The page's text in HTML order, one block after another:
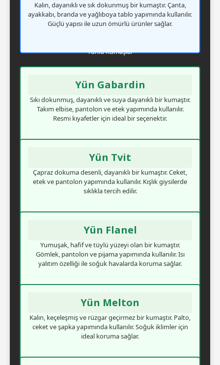
Kalın, dayanıklı ve sık dokunmuş bir kumaştır. Çanta,
ayakkabı, branda ve yağlıboya tablo yapımında kullanılır.
Güçlü yapısı ile uzun ömürlü ürünler sağlar.
Yünlü Kumaşlar
Yün Gabardin
Sıkı dokunmuş, dayanıklı ve suya dayanıklı bir kumaştır.
Takım elbise, pantolon ve etek yapımında kullanılır.
Resmi kıyafetler için ideal bir seçenektir.
Yün Tvit
Çapraz dokuma desenli, dayanıklı bir kumaştır. Ceket,
etek ve pantolon yapımında kullanılır. Kışlık giysilerde
sıklıkla tercih edilir.
Yün Flanel
Yumuşak, hafif ve tüylü yüzeyi olan bir kumaştır.
Gömlek, pantolon ve pijama yapımında kullanılır. Isı
yalıtım özelliği ile soğuk havalarda koruma sağlar.
Yün Melton
Kalın, keçeleşmiş ve rüzgar geçirmez bir kumaştır. Palto,
ceket ve şapka yapımında kullanılır. Soğuk iklimler için
ideal koruma sağlar.